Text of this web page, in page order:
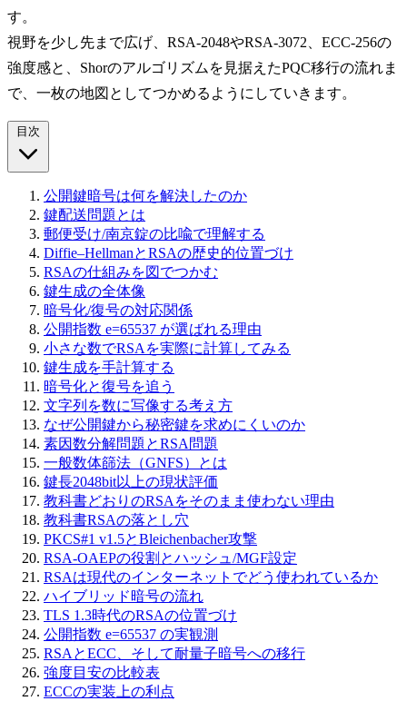
す。
視野を少し先まで広げ、RSA-2048やRSA-3072、ECC-256の
強度感と、Shorのアルゴリズムを見据えたPQC移行の流れま
で、一枚の地図としてつかめるようにしていきます。
公開鍵暗号は何を解決したのか
鍵配送問題とは
郵便受け/南京錠の比喩で理解する
Diffie–HellmanとRSAの歴史的位置づけ
RSAの仕組みを図でつかむ
鍵生成の全体像
暗号化/復号の対応関係
公開指数 e=65537 が選ばれる理由
小さな数でRSAを実際に計算してみる
鍵生成を手計算する
暗号化と復号を追う
文字列を数に写像する考え方
なぜ公開鍵から秘密鍵を求めにくいのか
素因数分解問題とRSA問題
一般数体篩法（GNFS）とは
鍵長2048bit以上の現状評価
教科書どおりのRSAをそのまま使わない理由
教科書RSAの落とし穴
PKCS#1 v1.5とBleichenbacher攻撃
RSA-OAEPの役割とハッシュ/MGF設定
RSAは現代のインターネットでどう使われているか
ハイブリッド暗号の流れ
TLS 1.3時代のRSAの位置づけ
公開指数 e=65537 の実観測
RSAとECC、そして耐量子暗号への移行
強度目安の比較表
ECCの実装上の利点